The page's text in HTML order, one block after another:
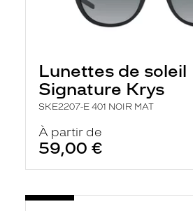
Lunettes de soleil
Signature Krys
SKE2207-E 401 NOIR MAT
À partir de
59,00 €